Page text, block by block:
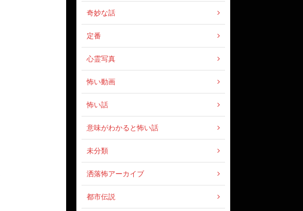
奇妙な話
定番
心霊写真
怖い動画
怖い話
意味がわかると怖い話
未分類
洒落怖アーカイブ
都市伝説